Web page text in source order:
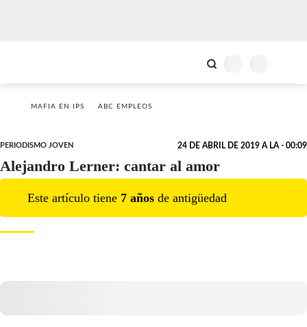
MAFIA EN IPS ABC EMPLEOS
PERIODISMO JOVEN 24 DE ABRIL DE 2019 A LA - 00:09
Alejandro Lerner: cantar al amor
Este artículo tiene 7 años de antigüedad